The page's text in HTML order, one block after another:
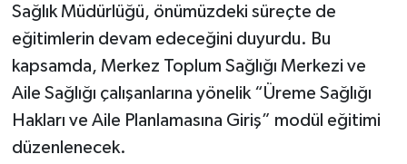
Sağlık Müdürlüğü, önümüzdeki süreçte de
eğitimlerin devam edeceğini duyurdu. Bu
kapsamda, Merkez Toplum Sağlığı Merkezi ve
Aile Sağlığı çalışanlarına yönelik “Üreme Sağlığı
Hakları ve Aile Planlamasına Giriş” modül eğitimi
düzenlenecek.